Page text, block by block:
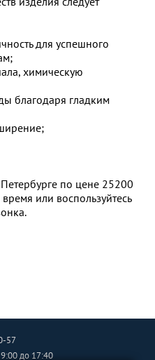
для успешного
химическую
благодаря гладким
по цене 25200
или воспользуйтесь
57
до 17:40